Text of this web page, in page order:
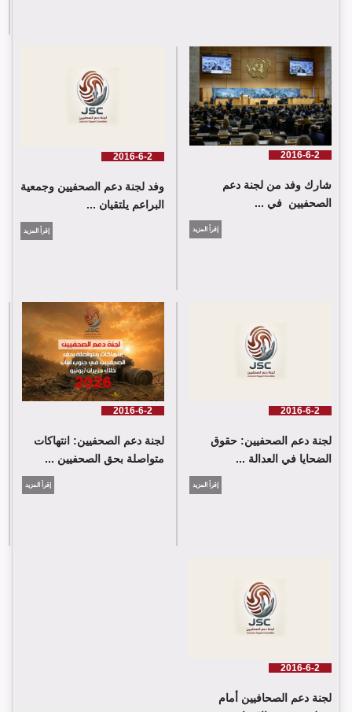
لجنة دعم الصحفيين تلتقي اللجنة الدولية للصليب الأحمر في جنيف
اللجنة كلمة باسم جمعية البراعم للعمل الاجتماعي
2016-6-2
شارك وفد من لجنة دعم
الصحفيين في ...
إقرأ المزيد
2016-6-2
وفد لجنة دعم الصحفيين وجمعية
البراعم يلتقيان ...
إقرأ المزيد
2016-6-2
لجنة دعم الصحفيين: حقوق
الضحايا في العدالة ...
إقرأ المزيد
2016-6-2
لجنة دعم الصحفيين: انتهاكات
متواصلة بحق الصحفيين ...
إقرأ المزيد
2016-6-2
لجنة دعم الصحافيين أمام